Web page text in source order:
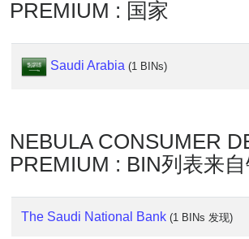
Checker
Service
IP
Address
IP
Lookup
PREMIUM : 国家
Saudi Arabia (1 BINs)
NEBULA CONSUMER
PREMIUM : BIN列表来
The Saudi National Bank (1 BINs 发现)